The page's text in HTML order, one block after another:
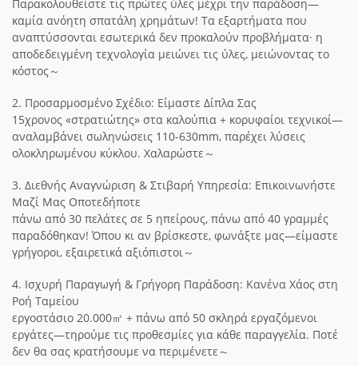
Παρακολουθείστε τις πρώτες ύλες μέχρι την παράδοση—
καμία ανόητη σπατάλη χρημάτων! Τα εξαρτήματα που
αναπτύσσονται εσωτερικά δεν προκαλούν προβλήματα· η
αποδεδειγμένη τεχνολογία μειώνει τις ύλες, μειώνοντας το
κόστος～
2. Προσαρμοσμένο Σχέδιο: Είμαστε Δίπλα Σας
15χρονος «στρατιώτης» στα καλούπια + κορυφαίοι τεχνικοί—
αναλαμβάνει σωληνώσεις 110-630mm, παρέχει λύσεις
ολοκληρωμένου κύκλου. Χαλαρώστε～
3. Διεθνής Αναγνώριση & Στιβαρή Υπηρεσία: Επικοινωνήστε
Μαζί Μας Οποτεδήποτε
πάνω από 30 πελάτες σε 5 ηπείρους, πάνω από 40 γραμμές
παραδόθηκαν! Όπου κι αν βρίσκεστε, φωνάξτε μας—είμαστε
γρήγοροι, εξαιρετικά αξιόπιστοι～
4. Ισχυρή Παραγωγή & Γρήγορη Παράδοση: Κανένα Χάος στη
Ροή Ταμείου
εργοστάσιο 20.000㎡ + πάνω από 50 σκληρά εργαζόμενοι
εργάτες—τηρούμε τις προθεσμίες για κάθε παραγγελία. Ποτέ
δεν θα σας κρατήσουμε να περιμένετε～